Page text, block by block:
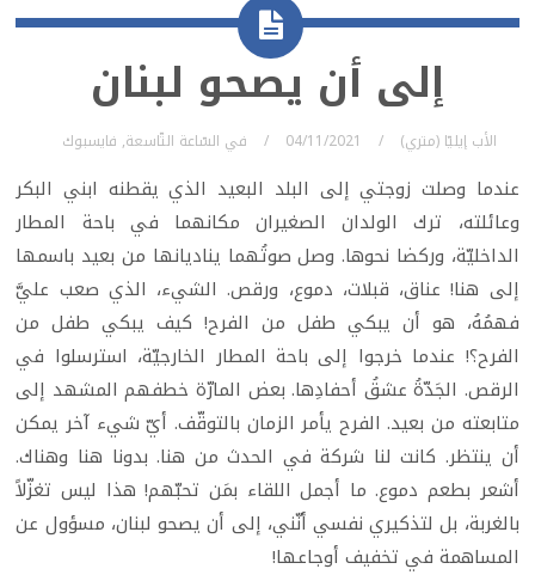
إلى أن يصحو لبنان
الأب إيليّا (متري) 04/11/2021 في السّاعة التّاسعة, فايسبوك
عندما وصلت زوجتي إلى البلد البعيد الذي يقطنه ابني البكر
وعائلته، ترك الولدان الصغيران مكانهما في باحة المطار
الداخليّة، وركضا نحوها. وصل صوتُهما يناديانها من بعيد باسمها
إلى هنا! عناق، قبلات، دموع، ورقص. الشيء، الذي صعب عليَّ
فهمُهُ، هو أن يبكي طفل من الفرح! كيف يبكي طفل من
الفرح؟! عندما خرجوا إلى باحة المطار الخارجيّة، استرسلوا في
الرقص. الجَدّةُ عشقُ أحفادِها. بعض المارّة خطفهم المشهد إلى
متابعته من بعيد. الفرح يأمر الزمان بالتوقّف. أيّ شيء آخر يمكن
أن ينتظر. كانت لنا شركة في الحدث من هنا. بدونا هنا وهناك.
أشعر بطعم دموع. ما أجمل اللقاء بمَن تحبّهم! هذا ليس تغزّلاً
بالغربة، بل لتذكيري نفسي أنّني، إلى أن يصحو لبنان، مسؤول عن
المساهمة في تخفيف أوجاعها!